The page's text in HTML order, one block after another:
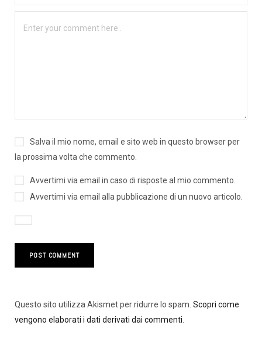
Salva il mio nome, email e sito web in questo browser per
la prossima volta che commento.
Avvertimi via email in caso di risposte al mio commento.
Avvertimi via email alla pubblicazione di un nuovo articolo.
Questo sito utilizza Akismet per ridurre lo spam. Scopri come
vengono elaborati i dati derivati dai commenti